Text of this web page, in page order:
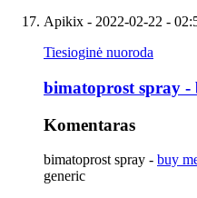
Apikix - 2022-02-22 -
Tiesioginė nuoroda
bimatoprost spray
Komentaras
bimatoprost spray - buy
generic